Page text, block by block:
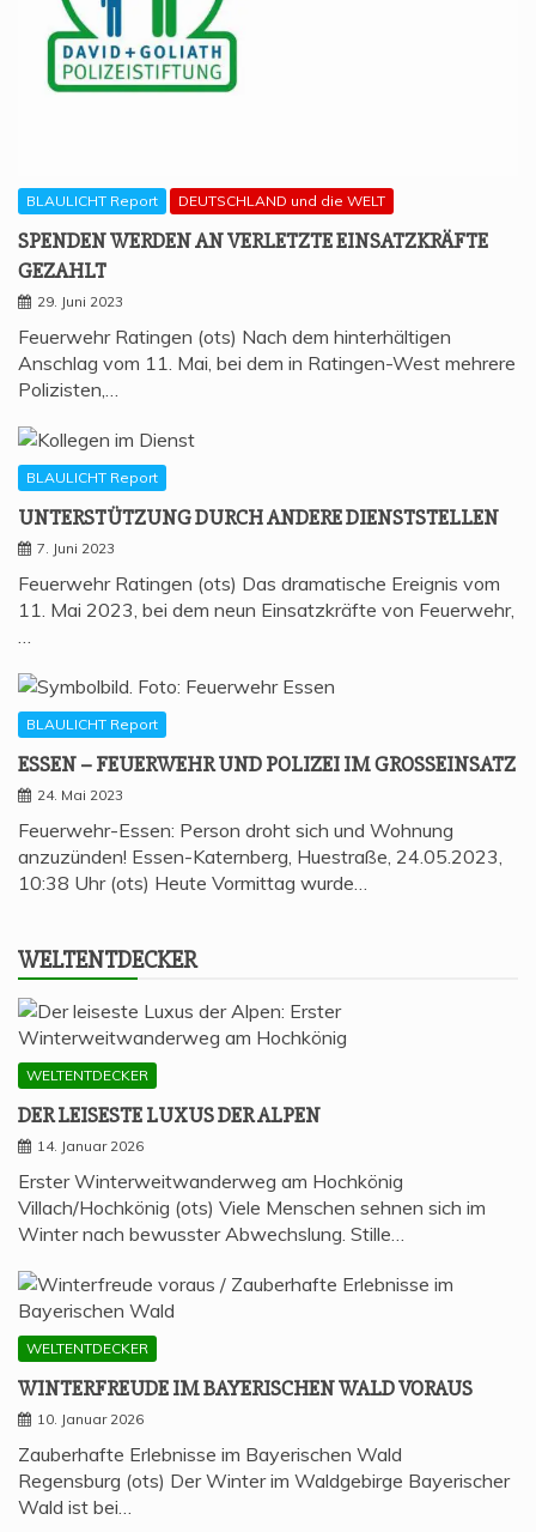
BLAULICHT Report DEUTSCHLAND und die WELT
SPEN­DEN WER­DEN AN VER­LETZ­TE EIN­SATZ­KRÄF­TE
GEZAHLT
29. Juni 2023
Feuerwehr Ratingen (ots) Nach dem hinterhältigen
Anschlag vom 11. Mai, bei dem in Ratingen-West mehrere
Polizisten,…
BLAULICHT Report
UNTER­STÜT­ZUNG DURCH ANDE­RE DIENSTSTELLEN
7. Juni 2023
Feuerwehr Ratingen (ots) Das dramatische Ereignis vom
11. Mai 2023, bei dem neun Einsatzkräfte von Feuerwehr,
BLAULICHT Report
ESSEN – FEU­ER­WEHR UND POLI­ZEI IM GROSSEINSATZ
24. Mai 2023
Feuerwehr-Essen: Person droht sich und Wohnung
anzuzünden! Essen-Katernberg, Huestraße, 24.05.2023,
10:38 Uhr (ots) Heute Vormittag wurde…
WELT­ENT­DE­CKER
WELTENTDECKER
DER LEI­SES­TE LUXUS DER ALPEN
14. Januar 2026
Erster Winterweitwanderweg am Hochkönig
Villach/Hochkönig (ots) Viele Menschen sehnen sich im
Winter nach bewusster Abwechslung. Stille…
WELTENTDECKER
WIN­TER­FREU­DE IM BAYE­RI­SCHEN WALD VORAUS
10. Januar 2026
Zauberhafte Erlebnisse im Bayerischen Wald
Regensburg (ots) Der Winter im Waldgebirge Bayerischer
Wald ist bei…